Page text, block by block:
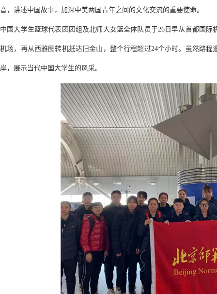
音，讲述中国故事，加深中美两国青年之间的文化交流的重要使命。
中国大学生篮球代表团团组及北师大女篮全体队员于26日早从首都国
机场，再从西雅图转机抵达旧金山，整个行程超过24个小时。虽然路
岸，展示当代中国大学生的风采。